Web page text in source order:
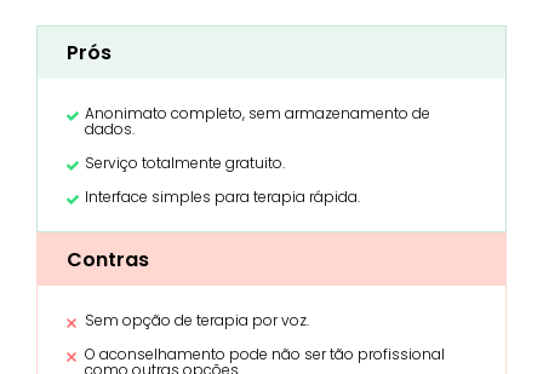
Prós
Anonimato completo, sem armazenamento de
dados.
Serviço totalmente gratuito.
Interface simples para terapia rápida.
Contras
Sem opção de terapia por voz.
O aconselhamento pode não ser tão profissional
como outras opções.